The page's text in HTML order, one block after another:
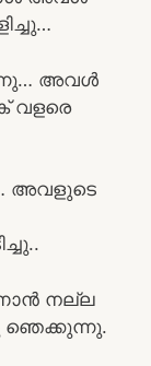
അവൾ
വളരെ
അവളുടെ
നല്ല
ഞെക്കുന്നു.